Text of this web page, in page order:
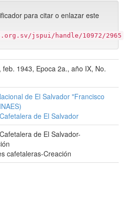
para citar o enlazar este
jspui/handle/10972/2965
feb. 1943, Epoca 2a., año IX, No.
de El Salvador "Francisco
de El Salvador
de El Salvador-
cafetaleras-Creación